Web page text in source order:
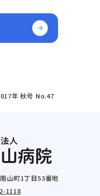
年 秋号 No.47
山町1丁目53番地
1118